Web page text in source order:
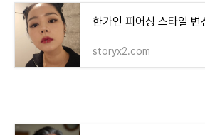
storyx2.com